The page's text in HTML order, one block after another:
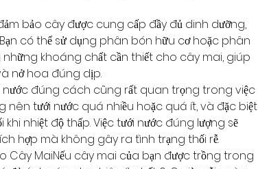
bảo cây được cung cấp đầy đủ dinh dưỡng,
có thể sử dụng phân bón hữu cơ hoặc phân
khoáng chất cần thiết cho cây mai, giúp
nở hoa đúng dịp.
nước đúng cách cũng rất quan trọng trong việc
nên tưới nước quá nhiều hoặc quá ít, và đặc biệt
nhiệt độ thấp. Việc tưới nước đúng lượng sẽ
hợp mà không gây ra tình trạng thối rễ.
Cây MaiNếu cây mai của bạn được trồng trong